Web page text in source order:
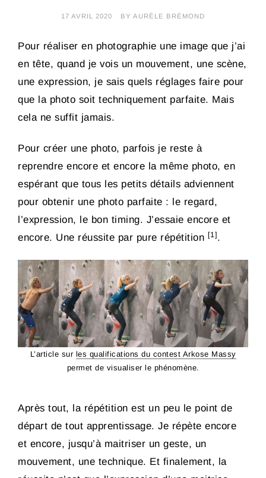
17 AVRIL 2020 BY AURÈLE BRÉMOND
Pour réaliser en photographie une image que j’ai
en tête, quand je vois un mouvement, une scène,
une expression, je sais quels réglages faire pour
que la photo soit techniquement parfaite. Mais
cela ne suffit jamais.
Pour créer une photo, parfois je reste à
reprendre encore et encore la même photo, en
espérant que tous les petits détails adviennent
pour obtenir une photo parfaite : le regard,
l’expression, le bon timing. J’essaie encore et
encore. Une réussite par pure répétition [1].
L’article sur les qualifications du contest Arkose Massy
permet de visualiser le phénomène.
Après tout, la répétition est un peu le point de
départ de tout apprentissage. Je répète encore
et encore, jusqu’à maitriser un geste, un
mouvement, une technique. Et finalement, la